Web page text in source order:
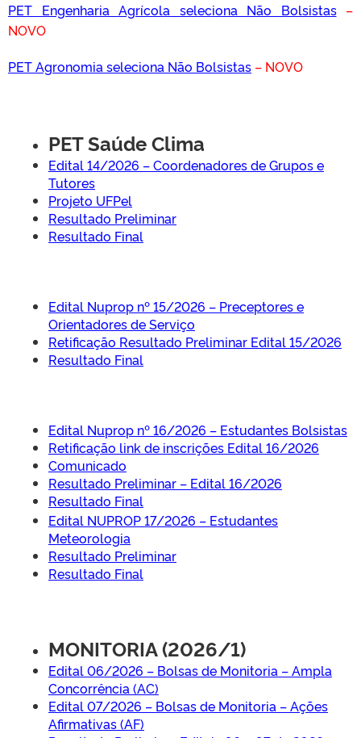
PET Engenharia Agrícola seleciona Não Bolsistas –
NOVO
PET Agronomia seleciona Não Bolsistas – NOVO
PET Saúde Clima
Edital 14/2026 – Coordenadores de Grupos e
Tutores
Projeto UFPel
Resultado Preliminar
Resultado Final
Edital Nuprop nº 15/2026 – Preceptores e
Orientadores de Serviço
Retificação Resultado Preliminar Edital 15/2026
Resultado Final
Edital Nuprop nº 16/2026 – Estudantes Bolsistas
Retificação link de inscrições Edital 16/2026
Comunicado
Resultado Preliminar – Edital 16/2026
Resultado Final
Edital NUPROP 17/2026 – Estudantes
Meteorologia
Resultado Preliminar
Resultado Final
MONITORIA (2026/1)
Edital 06/2026 – Bolsas de Monitoria – Ampla
Concorrência (AC)
Edital 07/2026 – Bolsas de Monitoria – Ações
Afirmativas (AF)